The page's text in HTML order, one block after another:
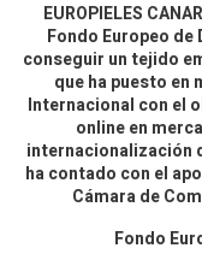
EUROPIELES
Fondo Europeo
conseguir un tejido
que ha puesto en
Internacional con el
online en
internacionalización
ha contado con el
Cámara de
Fondo